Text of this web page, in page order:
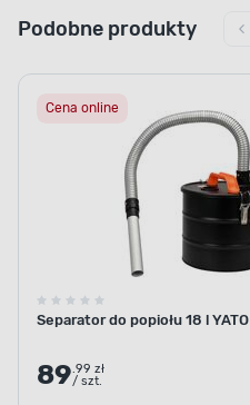
Podobne produkty
Cena online
Separator do popiołu 18 l YATO
89.99 zł
/ szt.